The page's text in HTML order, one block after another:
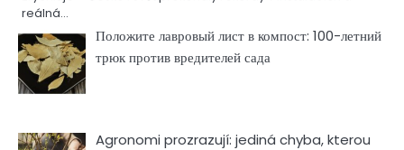
reálná…
Положите лавровый лист в компост: 100-летний
трюк против вредителей сада
Agronomi prozrazují: jediná chyba, kterou